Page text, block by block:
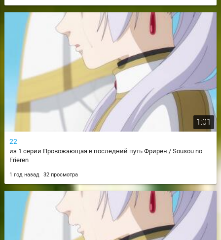
1:01
22
из 1 серии Провожающая в последний путь Фрирен / Sousou no
Frieren
1 год назад 32 просмотра